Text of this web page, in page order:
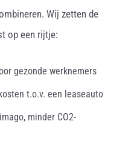
Wij zetten de
op een rijtje:
gezonde werknemers
t.o.v. een leaseauto
minder CO2-